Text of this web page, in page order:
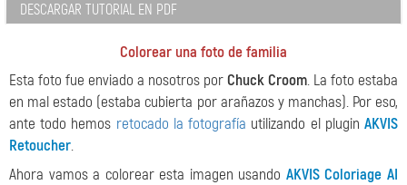
DESCARGAR TUTORIAL EN PDF
Colorear una foto de familia
Esta foto fue enviado a nosotros porChuck Croom. La foto estaba
en mal estado (estaba cubierta por arañazos y manchas). Por eso,
ante todo hemos retocado la fotografía utilizando el pluginAKVIS
Retoucher.
Ahora vamos a colorear esta imagen usando AKVIS Coloriage AI